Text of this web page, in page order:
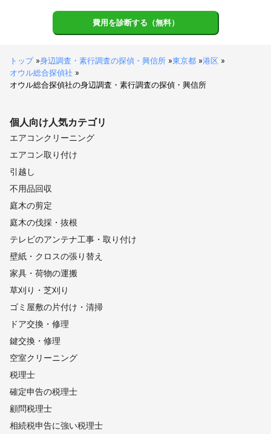
費用を診断する（無料）
トップ»身辺調査・素行調査の探偵・興信所 »東京都 »港区 »
オウル総合探偵社 »
オウル総合探偵社の身辺調査・素行調査の探偵・興信所
個人向け人気カテゴリ
エアコンクリーニング
エアコン取り付け
引越し
不用品回収
庭木の剪定
庭木の伐採・抜根
テレビのアンテナ工事・取り付け
壁紙・クロスの張り替え
家具・荷物の運搬
草刈り・芝刈り
ゴミ屋敷の片付け・清掃
ドア交換・修理
鍵交換・修理
空室クリーニング
税理士
確定申告の税理士
顧問税理士
相続税申告に強い税理士